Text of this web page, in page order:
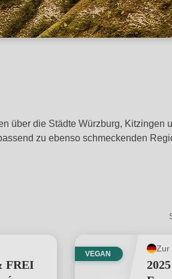
über die Städte Würzburg, Kitzingen
zu ebenso schmeckenden
FREI
VEGAN
Zur